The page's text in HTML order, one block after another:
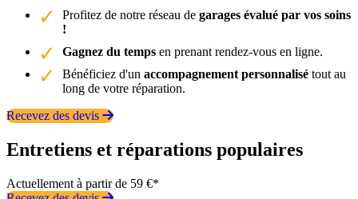
Profitez de notre réseau de garages évalué par vos soins
!
Gagnez du temps en prenant rendez-vous en ligne.
Bénéficiez d'un accompagnement personnalisé tout au
long de votre réparation.
Recevez des devis
Entretiens et réparations populaires
Actuellement à partir de 59 €*